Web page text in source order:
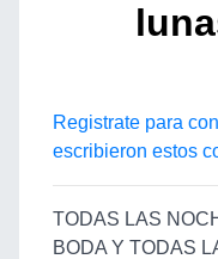
Registrate para
escribieron estos
TODAS LAS
BODA Y TODAS